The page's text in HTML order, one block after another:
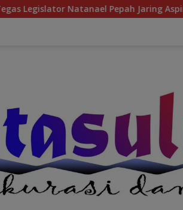
Pepah Jaring Aspirasi Warga,